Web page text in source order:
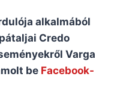
alkalmából
Credo
Varga
be Facebook-